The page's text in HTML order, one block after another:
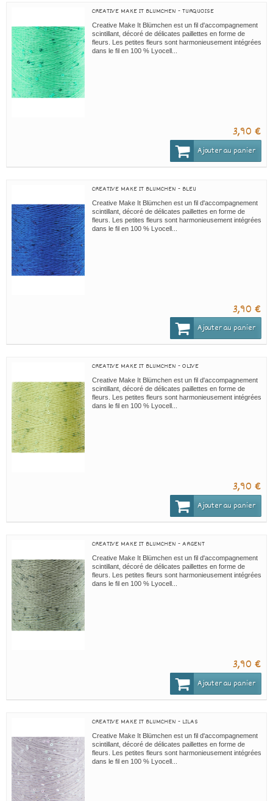
CREATIVE MAKE IT BLUMCHEN - TURQUOISE
Creative Make It Blümchen est un fil d'accompagnement
scintillant, décoré de délicates paillettes en forme de
fleurs. Les petites fleurs sont harmonieusement intégrées
dans le fil en 100 % Lyocell...
3,90 €
Ajouter au panier
CREATIVE MAKE IT BLUMCHEN - BLEU
Creative Make It Blümchen est un fil d'accompagnement
scintillant, décoré de délicates paillettes en forme de
fleurs. Les petites fleurs sont harmonieusement intégrées
dans le fil en 100 % Lyocell...
3,90 €
Ajouter au panier
CREATIVE MAKE IT BLUMCHEN - OLIVE
Creative Make It Blümchen est un fil d'accompagnement
scintillant, décoré de délicates paillettes en forme de
fleurs. Les petites fleurs sont harmonieusement intégrées
dans le fil en 100 % Lyocell...
3,90 €
Ajouter au panier
CREATIVE MAKE IT BLUMCHEN - ARGENT
Creative Make It Blümchen est un fil d'accompagnement
scintillant, décoré de délicates paillettes en forme de
fleurs. Les petites fleurs sont harmonieusement intégrées
dans le fil en 100 % Lyocell...
3,90 €
Ajouter au panier
CREATIVE MAKE IT BLUMCHEN - LILAS
Creative Make It Blümchen est un fil d'accompagnement
scintillant, décoré de délicates paillettes en forme de
fleurs. Les petites fleurs sont harmonieusement intégrées
dans le fil en 100 % Lyocell...